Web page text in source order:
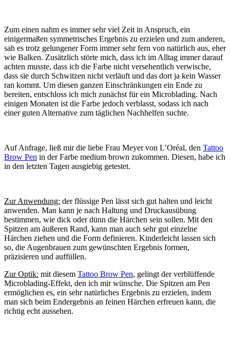
Zum einen nahm es immer sehr viel Zeit in Anspruch, ein
einigermaßen symmetrisches Ergebnis zu erzielen und zum anderen,
sah es trotz gelungener Form immer sehr fern von natürlich aus, eher
wie Balken. Zusätzlich störte mich, dass ich im Alltag immer darauf
achten musste, dass ich die Farbe nicht versehentlich verwische,
dass sie durch Schwitzen nicht verläuft und das dort ja kein Wasser
ran kommt. Um diesen ganzen Einschränkungen ein Ende zu
bereiten, entschloss ich mich zunächst für ein Microblading. Nach
einigen Monaten ist die Farbe jedoch verblasst, sodass ich nach
einer guten Alternative zum täglichen Nachhelfen suchte.
Auf Anfrage, ließ mir die liebe Frau Meyer von L’Oréal, den Tattoo
Brow Pen in der Farbe medium brown zukommen. Diesen, habe ich
in den letzten Tagen ausgiebig getestet.
Zur Anwendung: der flüssige Pen lässt sich gut halten und leicht
anwenden. Man kann je nach Haltung und Druckausübung
bestimmen, wie dick oder dünn die Härchen sein sollen. Mit den
Spitzen am äußeren Rand, kann man auch sehr gut einzelne
Härchen ziehen und die Form definieren. Kinderleicht lassen sich
so, die Augenbrauen zum gewünschten Ergebnis formen,
präzisieren und auffüllen.
Zur Optik: mit diesem Tattoo Brow Pen, gelingt der verblüffende
Microblading-Effekt, den ich mir wünsche. Die Spitzen am Pen
ermöglichen es, ein sehr natürliches Ergebnis zu erzielen, indem
man sich beim Endergebnis an feinen Härchen erfreuen kann, die
richtig echt aussehen.